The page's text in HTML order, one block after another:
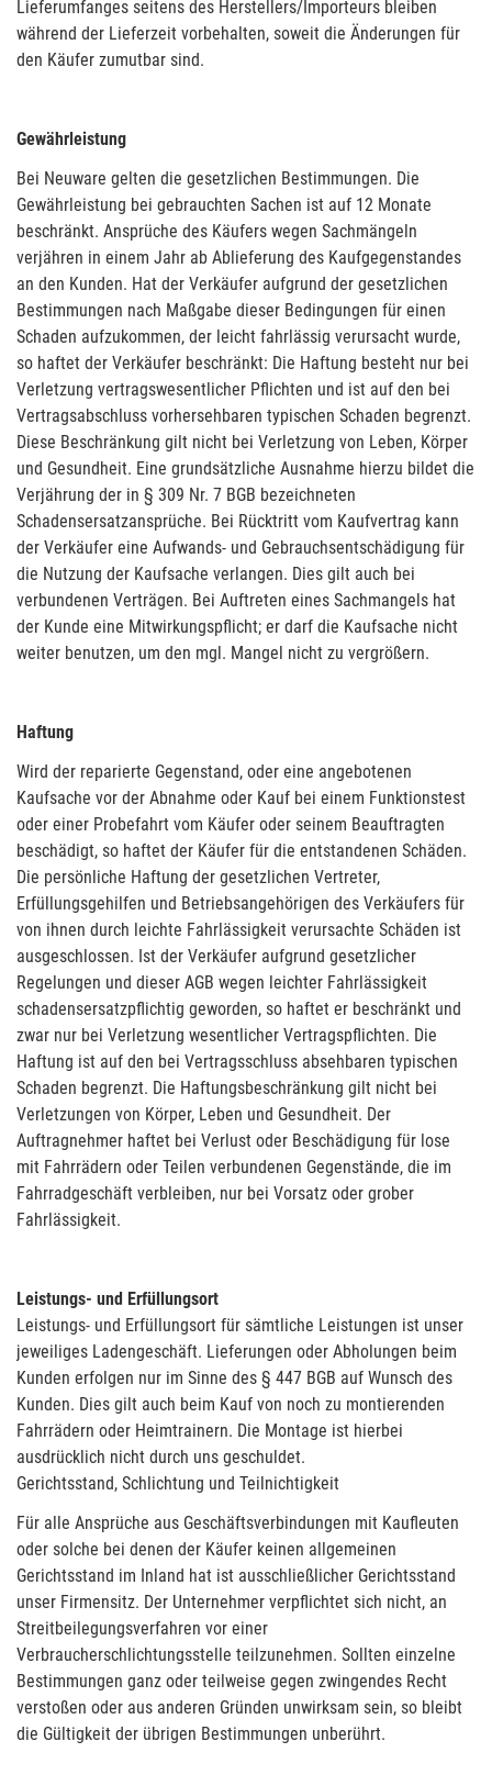
Lieferumfanges seitens des Herstellers/Importeurs bleiben
während der Lieferzeit vorbehalten, soweit die Änderungen für
den Käufer zumutbar sind.
Gewährleistung
Bei Neuware gelten die gesetzlichen Bestimmungen. Die
Gewährleistung bei gebrauchten Sachen ist auf 12 Monate
beschränkt. Ansprüche des Käufers wegen Sachmängeln
verjähren in einem Jahr ab Ablieferung des Kaufgegenstandes
an den Kunden. Hat der Verkäufer aufgrund der gesetzlichen
Bestimmungen nach Maßgabe dieser Bedingungen für einen
Schaden aufzukommen, der leicht fahrlässig verursacht wurde,
so haftet der Verkäufer beschränkt: Die Haftung besteht nur bei
Verletzung vertragswesentlicher Pflichten und ist auf den bei
Vertragsabschluss vorhersehbaren typischen Schaden begrenzt.
Diese Beschränkung gilt nicht bei Verletzung von Leben, Körper
und Gesundheit. Eine grundsätzliche Ausnahme hierzu bildet die
Verjährung der in § 309 Nr. 7 BGB bezeichneten
Schadensersatzansprüche. Bei Rücktritt vom Kaufvertrag kann
der Verkäufer eine Aufwands- und Gebrauchsentschädigung für
die Nutzung der Kaufsache verlangen. Dies gilt auch bei
verbundenen Verträgen. Bei Auftreten eines Sachmangels hat
der Kunde eine Mitwirkungspflicht; er darf die Kaufsache nicht
weiter benutzen, um den mgl. Mangel nicht zu vergrößern.
Haftung
Wird der reparierte Gegenstand, oder eine angebotenen
Kaufsache vor der Abnahme oder Kauf bei einem Funktionstest
oder einer Probefahrt vom Käufer oder seinem Beauftragten
beschädigt, so haftet der Käufer für die entstandenen Schäden.
Die persönliche Haftung der gesetzlichen Vertreter,
Erfüllungsgehilfen und Betriebsangehörigen des Verkäufers für
von ihnen durch leichte Fahrlässigkeit verursachte Schäden ist
ausgeschlossen. Ist der Verkäufer aufgrund gesetzlicher
Regelungen und dieser AGB wegen leichter Fahrlässigkeit
schadensersatzpflichtig geworden, so haftet er beschränkt und
zwar nur bei Verletzung wesentlicher Vertragspflichten. Die
Haftung ist auf den bei Vertragsschluss absehbaren typischen
Schaden begrenzt. Die Haftungsbeschränkung gilt nicht bei
Verletzungen von Körper, Leben und Gesundheit. Der
Auftragnehmer haftet bei Verlust oder Beschädigung für lose
mit Fahrrädern oder Teilen verbundenen Gegenstände, die im
Fahrradgeschäft verbleiben, nur bei Vorsatz oder grober
Fahrlässigkeit.
Leistungs- und Erfüllungsort
Leistungs- und Erfüllungsort für sämtliche Leistungen ist unser
jeweiliges Ladengeschäft. Lieferungen oder Abholungen beim
Kunden erfolgen nur im Sinne des § 447 BGB auf Wunsch des
Kunden. Dies gilt auch beim Kauf von noch zu montierenden
Fahrrädern oder Heimtrainern. Die Montage ist hierbei
ausdrücklich nicht durch uns geschuldet.
Gerichtsstand, Schlichtung und Teilnichtigkeit
Für alle Ansprüche aus Geschäftsverbindungen mit Kaufleuten
oder solche bei denen der Käufer keinen allgemeinen
Gerichtsstand im Inland hat ist ausschließlicher Gerichtsstand
unser Firmensitz. Der Unternehmer verpflichtet sich nicht, an
Streitbeilegungsverfahren vor einer
Verbraucherschlichtungsstelle teilzunehmen. Sollten einzelne
Bestimmungen ganz oder teilweise gegen zwingendes Recht
verstoßen oder aus anderen Gründen unwirksam sein, so bleibt
die Gültigkeit der übrigen Bestimmungen unberührt.